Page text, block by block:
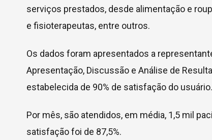
serviços prestados, desde alimentação e
e fisioterapeutas, entre outros.
Os dados foram apresentados a
Apresentação, Discussão e Análise de
estabelecida de 90% de satisfação do usuário.
Por mês, são atendidos, em média, 1,5 mil
satisfação foi de 87,5%.